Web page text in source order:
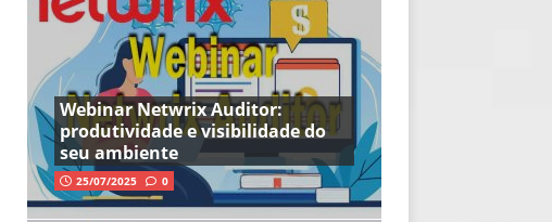
Webinar Netwrix Auditor:
produtividade e visibilidade do
seu ambiente
25/07/2025 0